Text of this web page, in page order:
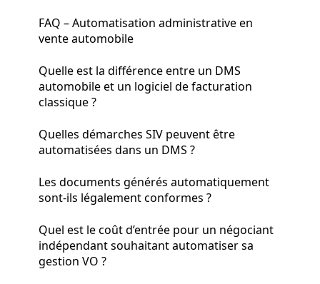
FAQ – Automatisation administrative en
vente automobile
Quelle est la différence entre un DMS
automobile et un logiciel de facturation
classique ?
Quelles démarches SIV peuvent être
automatisées dans un DMS ?
Les documents générés automatiquement
sont-ils légalement conformes ?
Quel est le coût d’entrée pour un négociant
indépendant souhaitant automatiser sa
gestion VO ?